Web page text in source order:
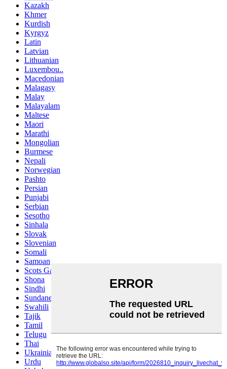
Kazakh
Khmer
Kurdish
Kyrgyz
Latin
Latvian
Lithuanian
Luxembou..
Macedonian
Malagasy
Malay
Malayalam
Maltese
Maori
Marathi
Mongolian
Burmese
Nepali
Norwegian
Pashto
Persian
Punjabi
Serbian
Sesotho
Sinhala
Slovak
Slovenian
Somali
Samoan
Scots Gaelic
Shona
Sindhi
Sundanese
Swahili
Tajik
Tamil
Telugu
Thai
Ukrainian
Urdu